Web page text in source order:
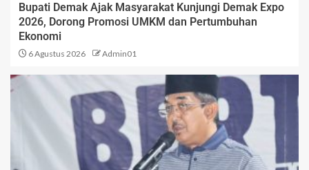
Bupati Demak Ajak Masyarakat Kunjungi Demak Expo
2026, Dorong Promosi UMKM dan Pertumbuhan
Ekonomi
6 Agustus 2026 Admin01